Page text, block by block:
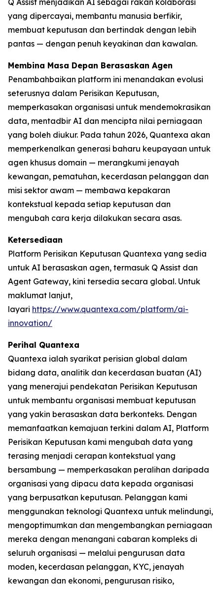
Q Assist menjadikan AI sebagai rakan kolaborasi
yang dipercayai, membantu manusia berfikir,
membuat keputusan dan bertindak dengan lebih
pantas — dengan penuh keyakinan dan kawalan.
Membina Masa Depan Berasaskan Agen
Penambahbaikan platform ini menandakan evolusi
seterusnya dalam Perisikan Keputusan,
memperkasakan organisasi untuk mendemokrasikan
data, mentadbir AI dan mencipta nilai perniagaan
yang boleh diukur. Pada tahun 2026, Quantexa akan
memperkenalkan generasi baharu keupayaan untuk
agen khusus domain — merangkumi jenayah
kewangan, pematuhan, kecerdasan pelanggan dan
misi sektor awam — membawa kepakaran
kontekstual kepada setiap keputusan dan
mengubah cara kerja dilakukan secara asas.
Ketersediaan
Platform Perisikan Keputusan Quantexa yang sedia
untuk AI berasaskan agen, termasuk Q Assist dan
Agent Gateway, kini tersedia secara global. Untuk
maklumat lanjut,
layari https://www.quantexa.com/platform/ai-
innovation/
Perihal Quantexa
Quantexa ialah syarikat perisian global dalam
bidang data, analitik dan kecerdasan buatan (AI)
yang menerajui pendekatan Perisikan Keputusan
untuk membantu organisasi membuat keputusan
yang yakin berasaskan data berkonteks. Dengan
memanfaatkan kemajuan terkini dalam AI, Platform
Perisikan Keputusan kami mengubah data yang
terasing menjadi cerapan kontekstual yang
bersambung — memperkasakan peralihan daripada
organisasi yang dipacu data kepada organisasi
yang berpusatkan keputusan. Pelanggan kami
menggunakan teknologi Quantexa untuk melindungi,
mengoptimumkan dan mengembangkan perniagaan
mereka dengan menangani cabaran kompleks di
seluruh organisasi — melalui pengurusan data
moden, kecerdasan pelanggan, KYC, jenayah
kewangan dan ekonomi, pengurusan risiko,